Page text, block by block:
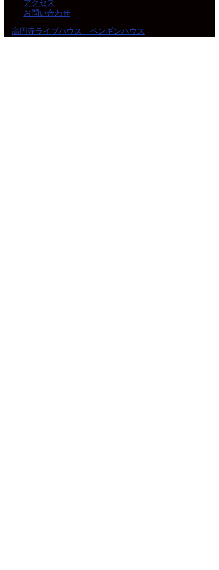
アクセス
お問い合わせ
高円寺ライブハウス ペンギンハウス